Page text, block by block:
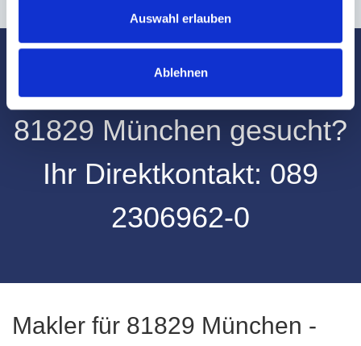
Auswahl erlauben
Ablehnen
Wohnungsmakler für
81829 München gesucht?
Ihr Direktkontakt: 089
2306962-0
Makler für 81829 München -